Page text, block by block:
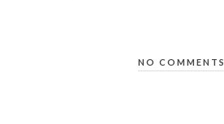
NO COMMENTS